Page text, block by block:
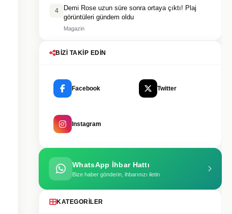
4
Demi Rose uzun süre sonra ortaya çıktı! Plaj
görüntüleri gündem oldu
Magazin
BIZI TAKIP EDIN
Facebook Twitter
Instagram
WhatsApp İhbar Hattı
Bize haber gönderin, ihbarınızı iletin
KATEGORILER